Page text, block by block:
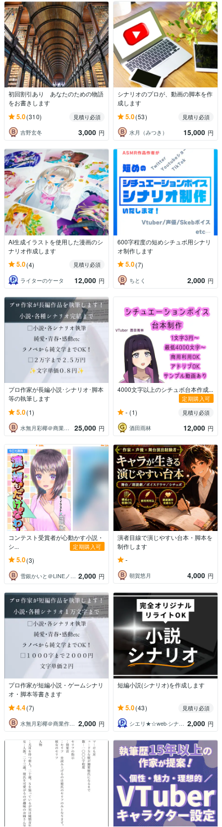
初回割引あり あなたのための物語
をお書きします
5.0(310)
見積り必須
吉野玄冬
3,000 円
シナリオのプロが、動画の脚本を作
成します
5.0(53)
見積り必須
水月（みつき）
15,000 円
AI生成イラストを使用した漫画のシ
ナリオ作成します
5.0(4)
見積り必須
ライターのケータ
12,000 円
600字程度の短めシチュボ用シナリ
オ制作します
5.0(7)
ちとく 2,000 円
プロ作家が長編小説･シナリオ･脚本
等の執筆します
5.0(1)
水無月彩椰＠商業作家・編集者 25,000 円
4000文字以上のシチュボ台本作成...
定期購入可
- (1)
見積り必須
酒田雨林
12,000 円
コンテスト受賞者が心動かす小説・
シ...
定期購入可
5.0(3)
雪銀かいと＠LINEノベル･シーモア連載 2,000 円
演者目線で演じやすい台本・脚本を
制作します
-
朝賀悠月 4,000 円
プロ作家が短編小説・ゲームシナリ
オ・脚本等書きます
4.4(7)
水無月彩椰＠商業作家・編集者 2,000 円
短編小説(シナリオ)を作成します
5.0(43)
見積り必須
シエリ★☆web·シナリオライター
2,000 円